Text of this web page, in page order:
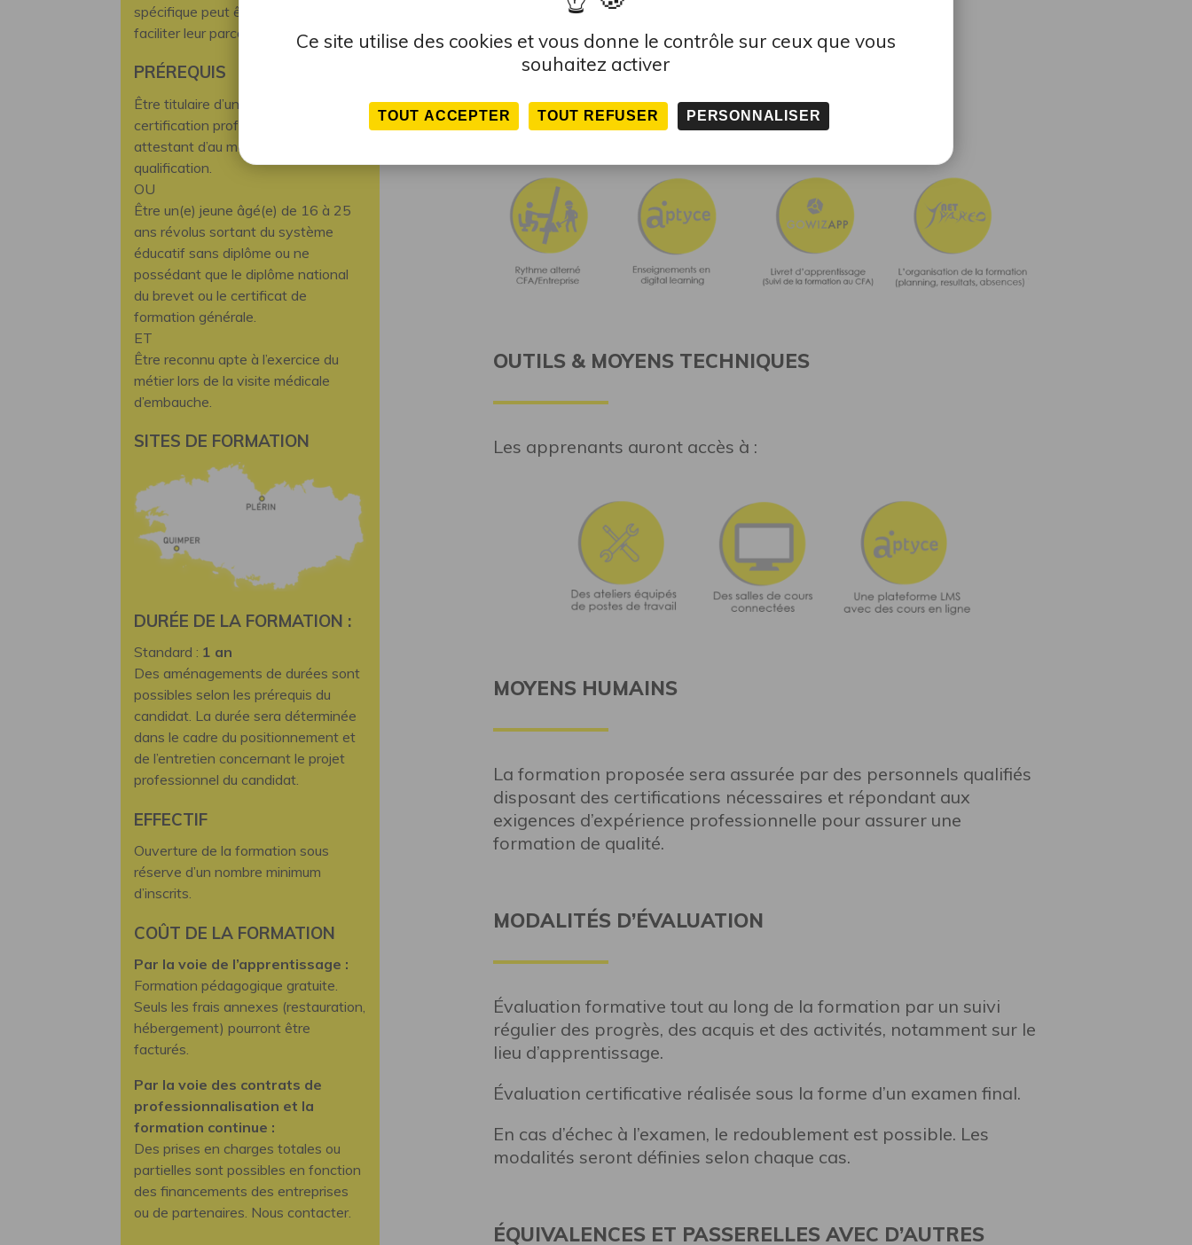
Ce site utilise des cookies et vous donne le contrôle sur ceux que vous
souhaitez activer
TOUT ACCEPTER TOUT REFUSER PERSONNALISER
Enseignement professionnel et technologique
MÉTHODES PÉDAGOGIQUES
OUTILS & MOYENS TECHNIQUES
Les apprenants auront accès à :
MOYENS HUMAINS
La formation proposée sera assurée par des personnels qualifiés
disposant des certifications nécessaires et répondant aux
exigences d’expérience professionnelle pour assurer une
formation de qualité.
MODALITÉS D’ÉVALUATION
Évaluation formative tout au long de la formation par un suivi
régulier des progrès, des acquis et des activités, notamment sur le
lieu d’apprentissage.
Évaluation certificative réalisée sous la forme d’un examen final.
En cas d’échec à l’examen, le redoublement est possible. Les
modalités seront définies selon chaque cas.
ÉQUIVALENCES ET PASSERELLES AVEC D’AUTRES
spécifique peut être envisagé pour
faciliter leur parcours.
PRÉREQUIS
Être titulaire d’un diplôme ou d’une
certification professionnelle
attestant d’au moins un niveau 3 de
qualification.
OU
Être un(e) jeune âgé(e) de 16 à 25
ans révolus sortant du système
éducatif sans diplôme ou ne
possédant que le diplôme national
du brevet ou le certificat de
formation générale.
ET
Être reconnu apte à l’exercice du
métier lors de la visite médicale
d’embauche.
SITES DE FORMATION
DURÉE DE LA FORMATION :
Standard : 1 an
Des aménagements de durées sont
possibles selon les prérequis du
candidat. La durée sera déterminée
dans le cadre du positionnement et
de l’entretien concernant le projet
professionnel du candidat.
EFFECTIF
Ouverture de la formation sous
réserve d’un nombre minimum
d’inscrits.
COÛT DE LA FORMATION
Par la voie de l’apprentissage :
Formation pédagogique gratuite.
Seuls les frais annexes (restauration,
hébergement) pourront être
facturés.
Par la voie des contrats de
professionnalisation et la
formation continue :
Des prises en charges totales ou
partielles sont possibles en fonction
des financements des entreprises
ou de partenaires. Nous contacter.